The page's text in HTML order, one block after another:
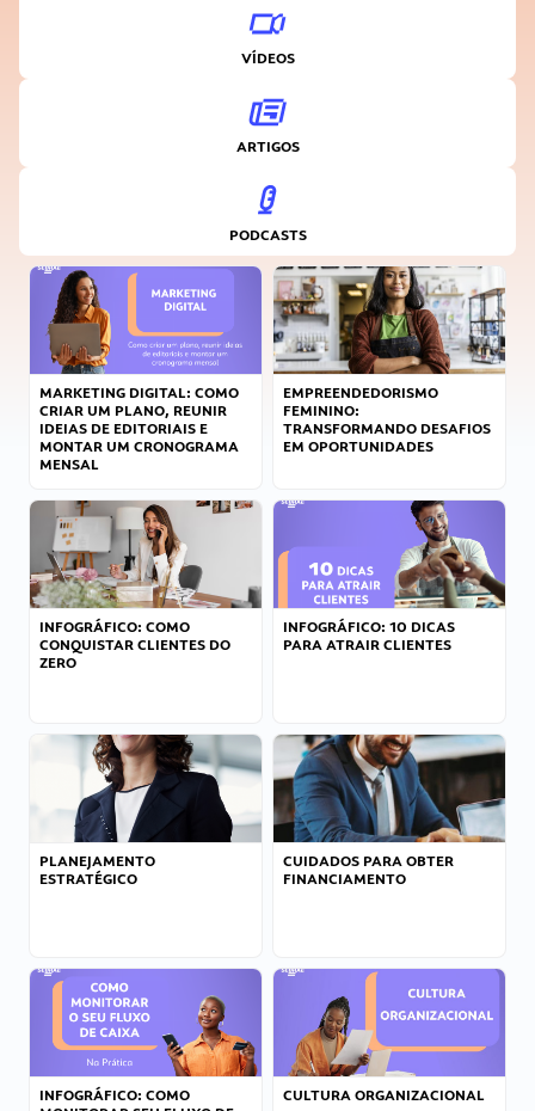
VÍDEOS
ARTIGOS
PODCASTS
MARKETING DIGITAL: COMO
CRIAR UM PLANO, REUNIR
IDEIAS DE EDITORIAIS E
MONTAR UM CRONOGRAMA
MENSAL
EMPREENDEDORISMO
FEMININO:
TRANSFORMANDO DESAFIOS
EM OPORTUNIDADES
INFOGRÁFICO: COMO
CONQUISTAR CLIENTES DO
ZERO
INFOGRÁFICO: 10 DICAS
PARA ATRAIR CLIENTES
PLANEJAMENTO
ESTRATÉGICO
CUIDADOS PARA OBTER
FINANCIAMENTO
INFOGRÁFICO: COMO
CULTURA ORGANIZACIONAL